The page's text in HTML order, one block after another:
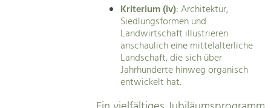
Kriterium (iv): Architektur,
Siedlungsformen und
Landwirtschaft illustrieren
anschaulich eine mittelalterliche
Landschaft, die sich über
Jahrhunderte hinweg organisch
entwickelt hat.